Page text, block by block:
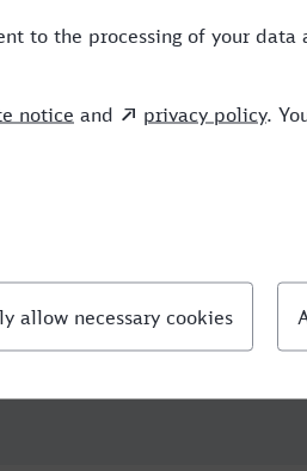
RB,RE,OE,ICE,VIA